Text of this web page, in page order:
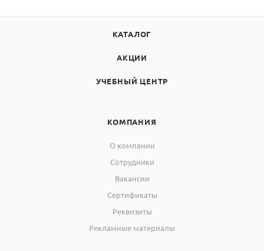
КАТАЛОГ
АКЦИИ
УЧЕБНЫЙ ЦЕНТР
КОМПАНИЯ
О компании
Сотрудники
Вакансии
Сертификаты
Реквизиты
Рекламные материалы